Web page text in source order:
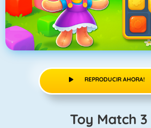
REPRODUCIR AHORA!
Toy Match 3